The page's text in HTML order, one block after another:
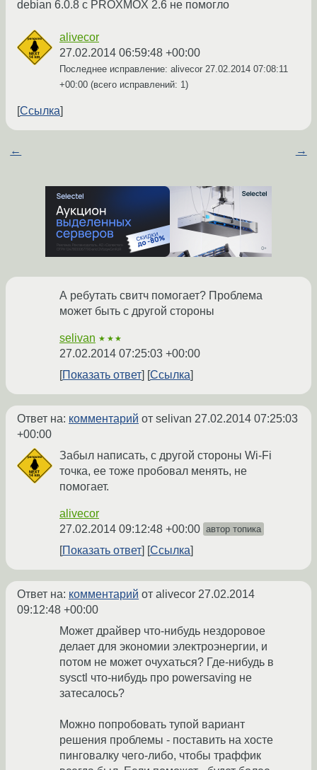
debian 6.0.8 с PROXMOX 2.6 не помогло
alivecor
27.02.2014 06:59:48 +00:00
Последнее исправление: alivecor 27.02.2014 07:08:11
+00:00 (всего исправлений: 1)
Ссылка
← →
А ребутать свитч помогает? Проблема
может быть с другой стороны
selivan ★★★
27.02.2014 07:25:03 +00:00
Показать ответ
Ссылка
Ответ на: комментарий от selivan 27.02.2014 07:25:03
+00:00
Забыл написать, с другой стороны Wi-Fi
точка, ее тоже пробовал менять, не
помогает.
alivecor
27.02.2014 09:12:48 +00:00 автор топика
Показать ответ Ссылка
Ответ на: комментарий от alivecor 27.02.2014
09:12:48 +00:00
Может драйвер что-нибудь нездоровое
делает для экономии электроэнергии, и
потом не может очухаться? Где-нибудь в
sysctl что-нибудь про powersaving не
затесалось?
Можно попробовать тупой вариант
решения проблемы - поставить на хосте
пинговалку чего-либо, чтобы траффик